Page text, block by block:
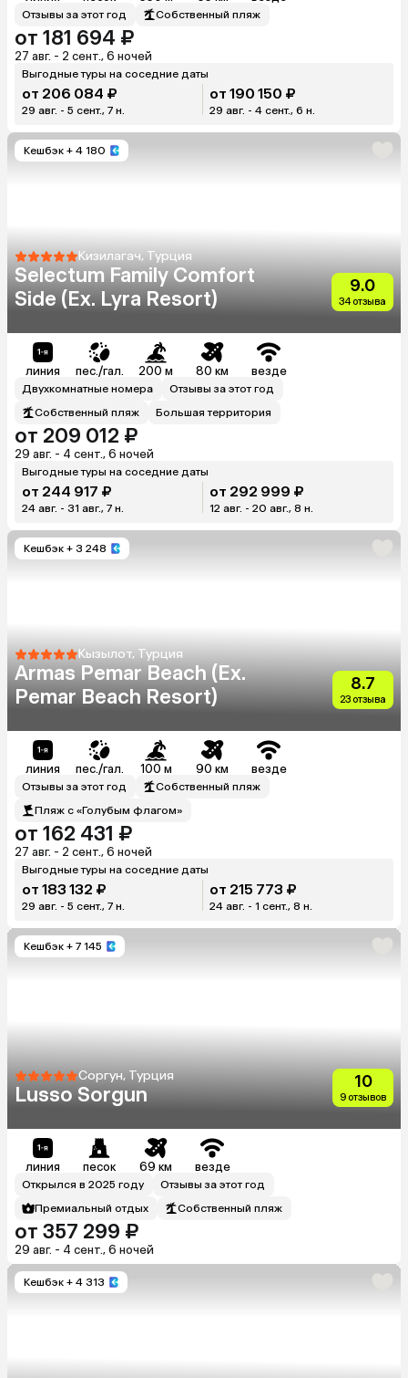
Отзывы за этот год Собственный пляж
от 181 694 ₽
27 авг. - 2 сент., 6 ночей
Выгодные туры на соседние даты
от 206 084 ₽
29 авг. - 5 сент., 7 н.
от 190 150 ₽
29 авг. - 4 сент., 6 н.
Кешбэк + 4 180
Кизилагач, Турция
Selectum Family Comfort
Side (Ex. Lyra Resort)
9.0
34 отзыва
линия пес./гал. 200 м 80 км везде
Двухкомнатные номера
Отзывы за этот год
Собственный пляж
Большая территория
от 209 012 ₽
29 авг. - 4 сент., 6 ночей
Выгодные туры на соседние даты
от 244 917 ₽
24 авг. - 31 авг., 7 н.
от 292 999 ₽
12 авг. - 20 авг., 8 н.
Кешбэк + 3 248
Кызылот, Турция
Armas Pemar Beach (Ex.
Pemar Beach Resort)
8.7
23 отзыва
линия пес./гал. 100 м 90 км везде
Отзывы за этот год
Собственный пляж
Пляж с «Голубым флагом»
от 162 431 ₽
27 авг. - 2 сент., 6 ночей
Выгодные туры на соседние даты
от 183 132 ₽
29 авг. - 5 сент., 7 н.
от 215 773 ₽
24 авг. - 1 сент., 8 н.
Кешбэк + 7 145
Соргун, Турция
Lusso Sorgun
10
9 отзывов
линия песок 69 км везде
Открылся в 2025 году
Отзывы за этот год
Премиальный отдых
Собственный пляж
от 357 299 ₽
29 авг. - 4 сент., 6 ночей
Кешбэк + 4 313